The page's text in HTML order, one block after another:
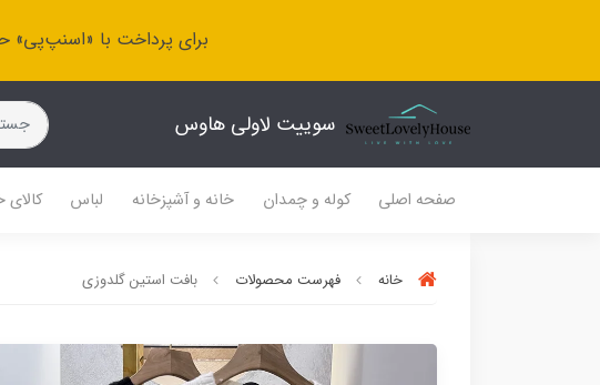
برای پرداخت با «اسنپ‌پی»
سوییت لاولی هاوس
صفحه اصلی کوله و چمدان خانه و آشپزخانه لباس
خانه فهرست محصولات بافت استین گلدوزی